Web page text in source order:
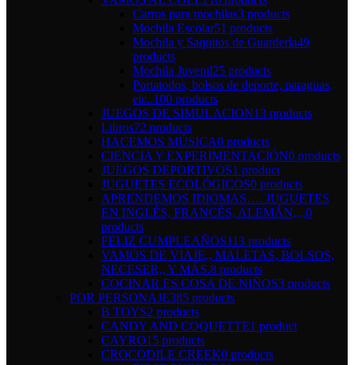
Carros para mochilas3 products
Mochila Escolar51 products
Mochila y Saquitos de Guardería49
products
Mochila Juvenil25 products
Portatodos, bolsos de deporte, paraguas,
etc..100 products
JUEGOS DE SIMULACION13 products
Libros72 products
HACEMOS MÚSICA0 products
CIENCIA Y EXPERIMENTACIÓN0 products
JUEGOS DEPORTIVOS1 product
JUGUETES ECOLÓGICOS0 products
APRENDEMOS IDIOMAS…. JUGUETES
EN INGLÉS, FRANCÉS, ALEMÁN,,,,0
products
FELIZ CUMPLEAÑOS113 products
VAMOS DE VIAJE,, MALETAS, BOLSOS,
NECESER,, Y MÁS.8 products
COCINAR ES COSA DE NIÑOS3 products
POR PERSONAJE385 products
B TOYS2 products
CANDY AND COQUETTE1 product
CAYRO15 products
CROCODILE CREEK0 products